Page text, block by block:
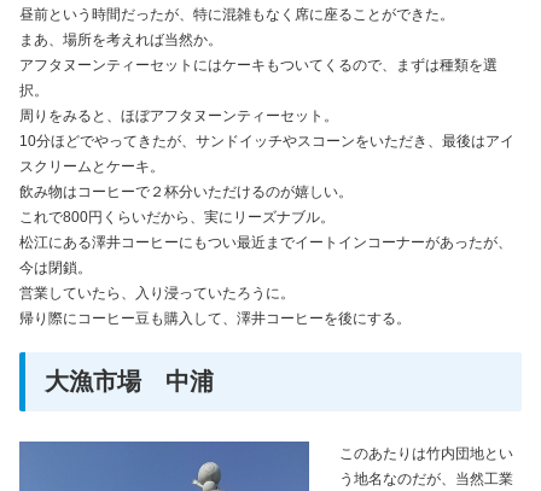
昼前という時間だったが、特に混雑もなく席に座ることができた。
まあ、場所を考えれば当然か。
アフタヌーンティーセットにはケーキもついてくるので、まずは種類を選
択。
周りをみると、ほぼアフタヌーンティーセット。
10分ほどでやってきたが、サンドイッチやスコーンをいただき、最後はアイ
スクリームとケーキ。
飲み物はコーヒーで２杯分いただけるのが嬉しい。
これで800円くらいだから、実にリーズナブル。
松江にある澤井コーヒーにもつい最近までイートインコーナーがあったが、
今は閉鎖。
営業していたら、入り浸っていたろうに。
帰り際にコーヒー豆も購入して、澤井コーヒーを後にする。
大漁市場 中浦
このあたりは竹内団地とい
う地名なのだが、当然工業